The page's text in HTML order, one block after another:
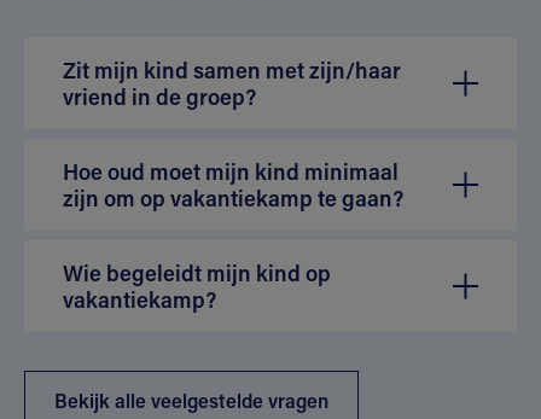
Zit mijn kind samen met zijn/haar
vriend in de groep?
Hoe oud moet mijn kind minimaal
zijn om op vakantiekamp te gaan?
Wie begeleidt mijn kind op
vakantiekamp?
Bekijk alle veelgestelde vragen